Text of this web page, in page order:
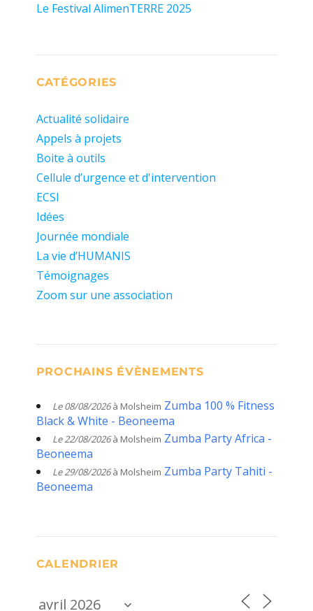
Le Festival AlimenTERRE 2025
CATÉGORIES
Actualité solidaire
Appels à projets
Boite à outils
Cellule d’urgence et d'intervention
ECSI
Idées
Journée mondiale
La vie d’HUMANIS
Témoignages
Zoom sur une association
PROCHAINS ÉVÈNEMENTS
Le 08/08/2026à Molsheim Zumba 100 % Fitness
Black & White - Beoneema
Le 22/08/2026à Molsheim Zumba Party Africa -
Beoneema
Le 29/08/2026à Molsheim Zumba Party Tahiti -
Beoneema
CALENDRIER